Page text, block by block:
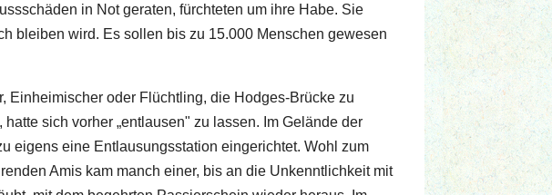
in Not geraten, fürchteten um ihre Habe. Sie
bleiben wird. Es sollen bis zu 15.000 Menschen gewesen
Einheimischer oder Flüchtling, die Hodges-Brücke zu
sich vorher „entlausen" zu lassen. Im Gelände der
eigens eine Entlausungsstation eingerichtet. Wohl zum
Amis kam manch einer, bis an die Unkenntlichkeit mit